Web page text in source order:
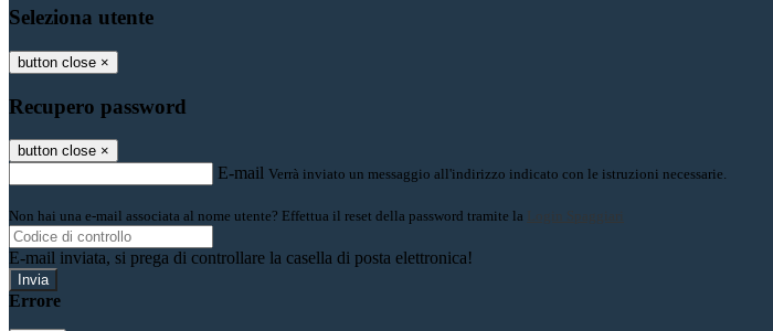
Seleziona utente
button close ×
Recupero password
button close ×
E-mail Verrà inviato un messaggio all'indirizzo indicato con le istruzioni necessarie.
Non hai una e-mail associata al nome utente? Effettua il reset della password tramite la Login Spaggiari
E-mail inviata, si prega di controllare la casella di posta elettronica!
Errore